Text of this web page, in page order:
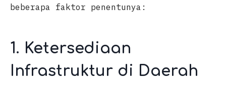
beberapa faktor penentunya:
1. Ketersediaan
Infrastruktur di Daerah